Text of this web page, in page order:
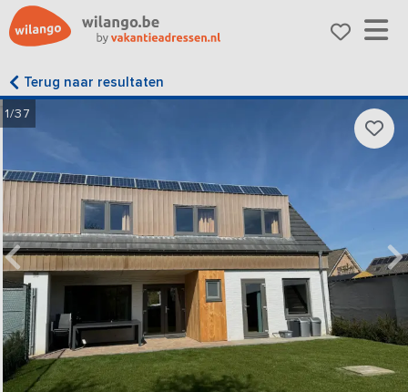
Terug naar resultaten
1/37